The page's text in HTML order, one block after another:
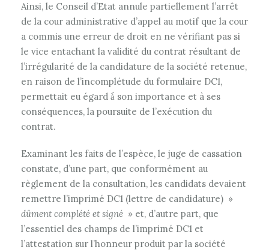
Ainsi, le Conseil d’Etat annule partiellement l’arrêt
de la cour administrative d’appel au motif que la cour
a commis une erreur de droit en ne vérifiant pas si
le vice entachant la validité du contrat résultant de
l’irrégularité de la candidature de la société retenue,
en raison de l’incomplétude du formulaire DC1,
permettait eu égard à̀ son importance et à ses
conséquences, la poursuite de l’exécution du
contrat.
Examinant les faits de l’espèce, le juge de cassation
constate, d’une part, que conformément au
règlement de la consultation, les candidats devaient
remettre l’imprimé DC1 (lettre de candidature) »
dûment complété et signé » et, d’autre part, que
l’essentiel des champs de l’imprimé DC1 et
l’attestation sur l’honneur produit par la société